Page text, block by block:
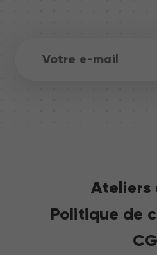
Ateliers
Politique de